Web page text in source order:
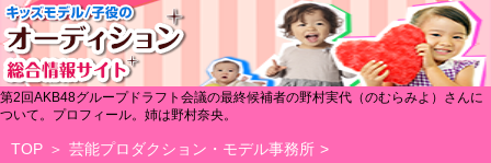
第2回AKB48グループドラフト会議の最終候補者の野村実代（のむらみよ）さんに
ついて。プロフィール。姉は野村奈央。
TOP ＞ 芸能プロダクション・モデル事務所 >